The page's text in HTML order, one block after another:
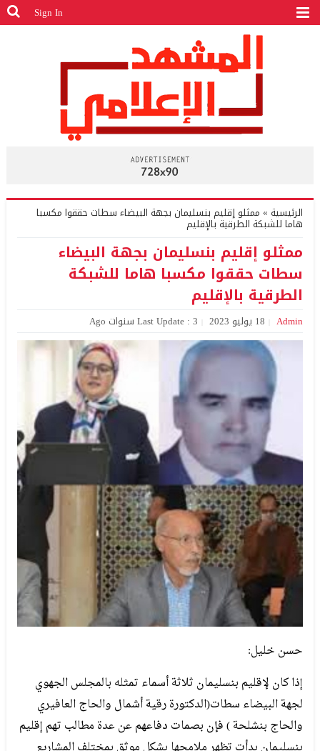
Sign In
الرئيسية » ممثلو إقليم بنسليمان بجهة البيضاء سطات حققوا مكسبا
هاما للشبكة الطرقية بالإقليم
ممثلو إقليم بنسليمان بجهة البيضاء
سطات حققوا مكسبا هاما للشبكة
الطرقية بالإقليم
Admin 18 يوليو 2023 Last Update : 3 سنوات Ago
حسن خليل:
إذا كان لإقليم بنسليمان ثلاثة أسماء تمثله بالمجلس الجهوي
لجهة البيضاء سطات(الدكتورة رقية أشمال والحاج العافيري
والحاج بنشلحة ) فإن بصمات دفاعهم عن عدة مطالب تهم إقليم